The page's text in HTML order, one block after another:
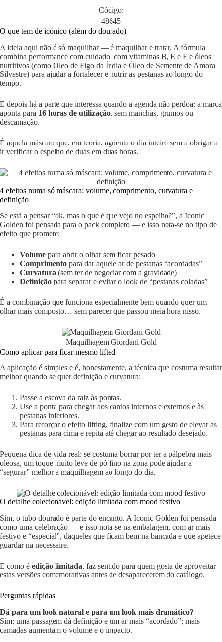
Código:
48645
O que tem de icónico (além do dourado)
A ideia aqui não é só maquilhar — é maquilhar e tratar. A fórmula
combina performance com cuidado, com vitaminas B, E e F e óleos
nutritivos (como Óleo de Figo da Índia e Óleo de Semente de Amora
Silvestre) para ajudar a fortalecer e nutrir as pestanas ao longo do
tempo.
E depois há a parte que interessa quando a agenda não perdoa: a marca
aponta para 16 horas de utilização, sem manchas, grumos ou
descamação.
É aquela máscara que, em teoria, aguenta o dia inteiro sem a obrigar a
ir verificar o espelho de duas em duas horas.
4 efeitos numa só máscara: volume, comprimento, curvatura e
definição
Se está a pensar “ok, mas o que é que vejo no espelho?”, a Iconic
Golden foi pensada para o pack completo — e isso nota-se no tipo de
efeito que promete:
Volume para abrir o olhar sem ficar pesado
Comprimento para dar aquele ar de pestanas “acordadas”
Curvatura (sem ter de negociar com a gravidade)
Definição para separar e evitar o look de “pestanas coladas”
É a combinação que funciona especialmente bem quando quer um
olhar mais composto… sem parecer que passou meia hora nisso.
Maquilhagem Giordani Gold
Como aplicar para ficar mesmo lifted
A aplicação é simples e é, honestamente, a técnica que costuma resultar
melhor quando se quer definição e curvatura:
Passe a escova da raiz às pontas.
Use a ponta para chegar aos cantos internos e externos e às
pestanas inferiores.
Para reforçar o efeito lifting, finalize com um gesto de elevar as
pestanas para cima e repita até chegar ao resultado desejado.
Pequena dica de vida real: se costuma borrar por ter a pálpebra mais
oleosa, um toque muito leve de pó fino na zona pode ajudar a
“segurar” melhor a maquilhagem ao longo do dia.
O detalhe colecionável: edição limitada com mood festivo
Sim, o tubo dourado é parte do encanto. A Iconic Golden foi pensada
como uma celebração — e isso nota-se na embalagem, com ar mais
festivo e “especial”, daqueles que ficam bem na bancada e que apetece
guardar na necessaire.
E como é edição limitada, faz sentido para quem gosta de aproveitar
estas versões comemorativas antes de desaparecerem do catálogo.
Perguntas rápidas
Dá para um look natural e para um look mais dramático?
Sim: uma passagem dá definição e um ar mais “acordado”; mais
camadas aumentam o volume e o impacto.